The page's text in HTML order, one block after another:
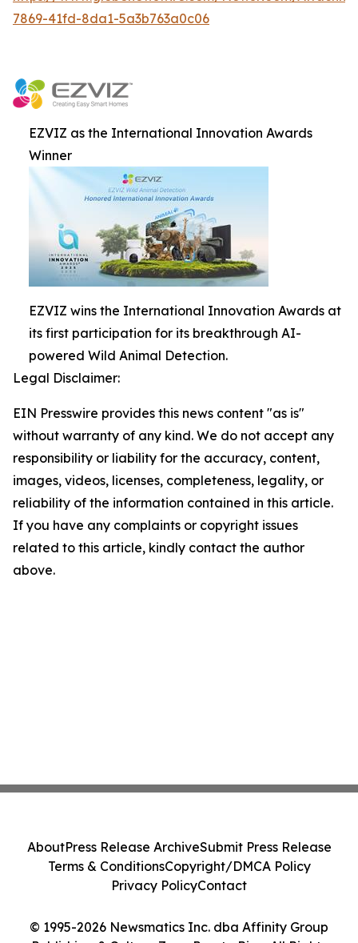
7869-41fd-8da1-5a3b763a0c06
EZVIZ as the International Innovation Awards
Winner
EZVIZ wins the International Innovation Awards at
its first participation for its breakthrough AI-
powered Wild Animal Detection.
Legal Disclaimer:
EIN Presswire provides this news content "as is"
without warranty of any kind. We do not accept any
responsibility or liability for the accuracy, content,
images, videos, licenses, completeness, legality, or
reliability of the information contained in this article.
If you have any complaints or copyright issues
related to this article, kindly contact the author
above.
© 1995-2026 Newsmatics Inc. dba Affinity Group
AboutPress Release ArchiveSubmit Press Release
Terms & ConditionsCopyright/DMCA Policy
Privacy PolicyContact